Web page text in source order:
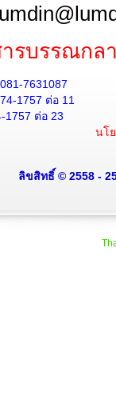
รบรรณกล
7631087
1757 ต่อ 11
1757 ต่อ 23
นโ
ลิขสิทธิ์ © 2558 -